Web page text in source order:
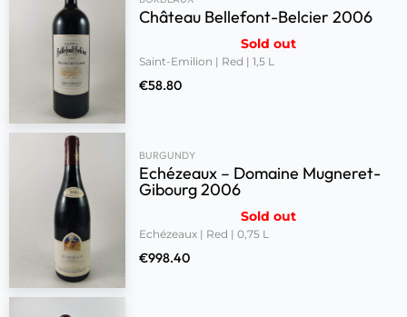
Château Bellefont-Belcier 2006
Sold out
Saint-Emilion | Red | 1,5 L
€58.80
BURGUNDY
Echézeaux – Domaine Mugneret-
Gibourg 2006
Sold out
Echézeaux | Red | 0,75 L
€998.40